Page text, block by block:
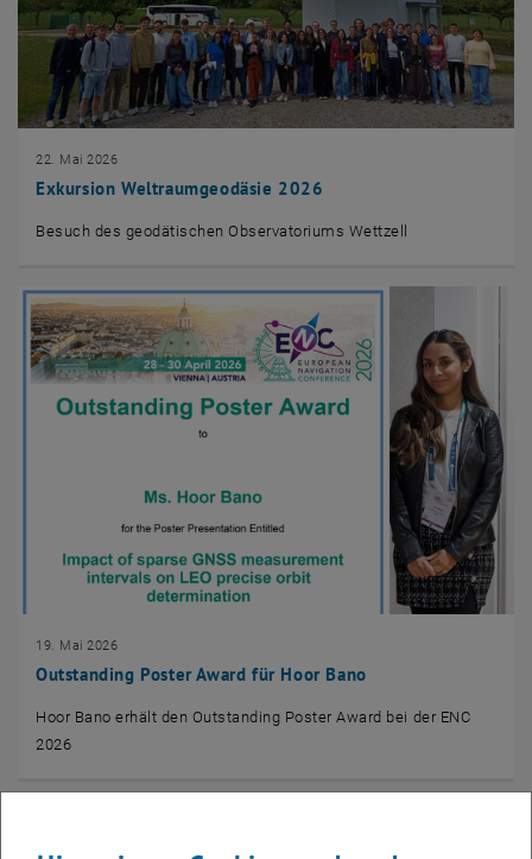
Exkursion Weltraumgeodäsie 2026
22. Mai 2026
Besuch des geodätischen Observatoriums Wettzell
Outstanding Poster Award für Hoor Bano
19. Mai 2026
Hoor Bano erhält den Outstanding Poster Award bei der ENC
2026